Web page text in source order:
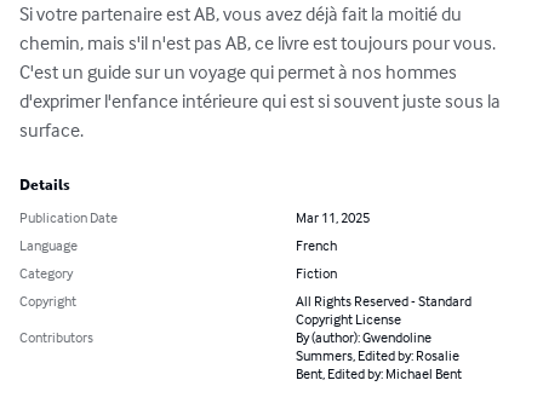
Si votre partenaire est AB, vous avez déjà fait la moitié du
chemin, mais s'il n'est pas AB, ce livre est toujours pour vous.
C'est un guide sur un voyage qui permet à nos hommes
d'exprimer l'enfance intérieure qui est si souvent juste sous la
surface.
Details
Publication Date
Mar 11, 2025
Language
French
Category
Fiction
Copyright
All Rights Reserved - Standard
Copyright License
Contributors
By (author): Gwendoline
Summers, Edited by: Rosalie
Bent, Edited by: Michael Bent